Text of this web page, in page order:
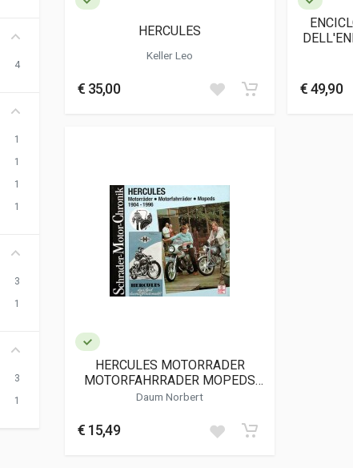
4
1
1
1
1
3
1
3
1
HERCULES
Keller Leo
€ 35,00 € 49,90
HERCULES MOTORRADER
MOTORFAHRRADER MOPEDS
1904-1996 (76)
Daum Norbert
€ 15,49